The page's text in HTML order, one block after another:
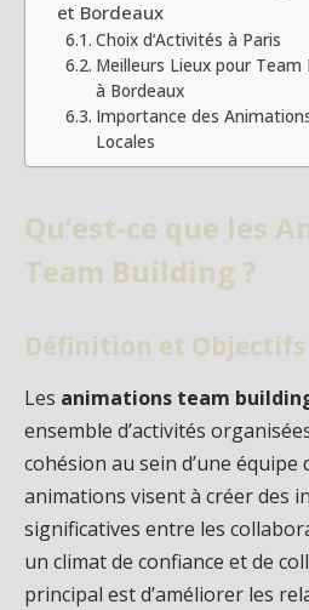
et Bordeaux
Choix d’Activités à Paris
Meilleurs Lieux pour Team
à Bordeaux
Importance des
Locales
Qu’est-ce que les
Team Building ?
Définition et Objectifs
Les animations team
ensemble d’activités
cohésion au sein d’une équipe
animations visent à créer des
significatives entre les
un climat de confiance et de
principal est d’améliorer les